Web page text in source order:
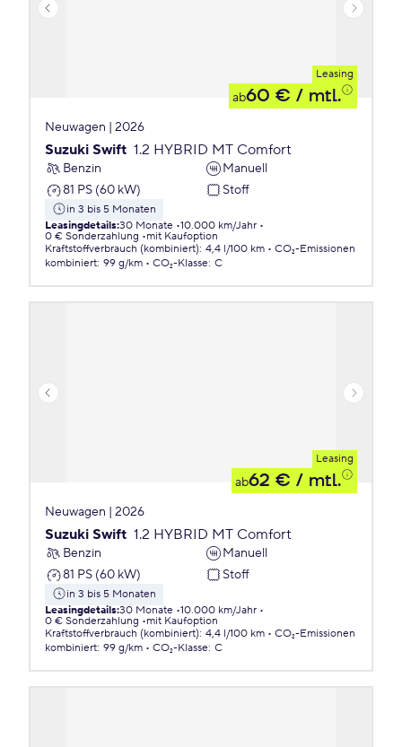
Leasing
ab60 € / mtl.
Neuwagen | 2026
Suzuki Swift 1.2 HYBRID MT Comfort
Benzin
Manuell
81 PS (60 kW)
Stoff
in 3 bis 5 Monaten
Leasingdetails:30 Monate 10.000 km/Jahr
0 € Sonderzahlung
mit Kaufoption
Kraftstoffverbrauch (kombiniert): 4,4 l/100 km
CO₂-Emissionen
kombiniert: 99 g/km CO₂-Klasse: C
Leasing
ab62 € / mtl.
Neuwagen | 2026
Suzuki Swift 1.2 HYBRID MT Comfort
Benzin
Manuell
81 PS (60 kW)
Stoff
in 3 bis 5 Monaten
Leasingdetails:30 Monate 10.000 km/Jahr
0 € Sonderzahlung
mit Kaufoption
Kraftstoffverbrauch (kombiniert): 4,4 l/100 km
CO₂-Emissionen
kombiniert: 99 g/km CO₂-Klasse: C